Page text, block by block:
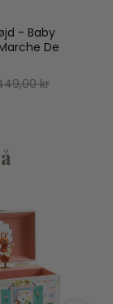
- Baby
De
kr